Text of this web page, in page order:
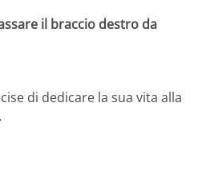
il braccio destro da
di dedicare la sua vita alla